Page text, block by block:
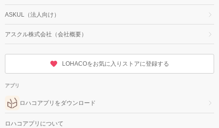
ASKUL（法人向け）
アスクル株式会社（会社概要）
LOHACOをお気に入りストアに登録する
アプリ
ロハコアプリをダウンロード
ロハコアプリについて